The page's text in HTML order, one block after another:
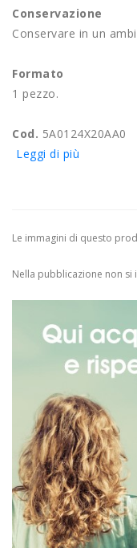
Conservazione
Conservare in un
Formato
1 pezzo.
Cod. 5A0124X20AA0
Leggi di più
Le immagini di questo
Nella pubblicazione non